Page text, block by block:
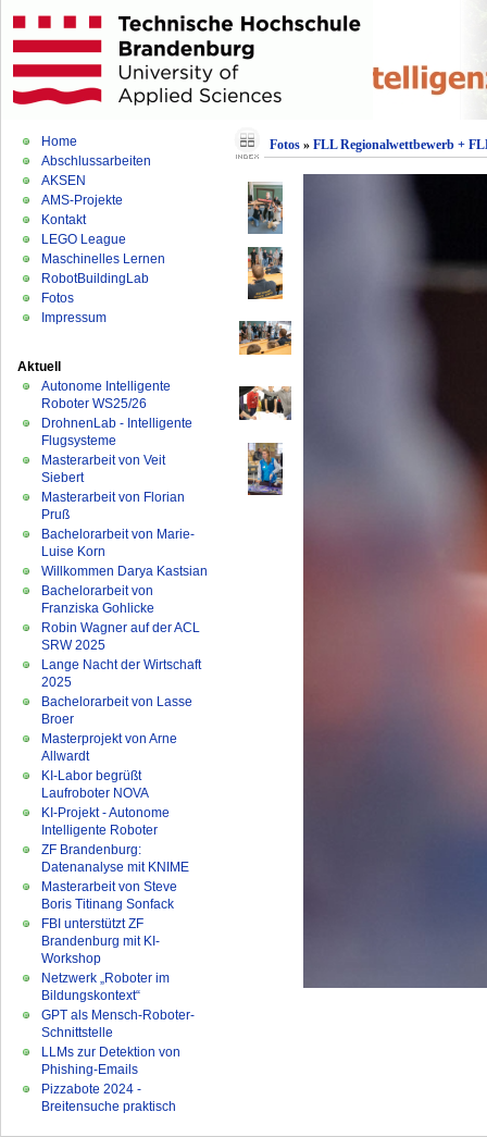
Home
Abschlussarbeiten
AKSEN
AMS-Projekte
Kontakt
LEGO League
Maschinelles Lernen
RobotBuildingLab
Fotos
Impressum
Aktuell
Autonome Intelligente
Roboter WS25/26
DrohnenLab - Intelligente
Flugsysteme
Masterarbeit von Veit
Siebert
Masterarbeit von Florian
Pruß
Bachelorarbeit von Marie-
Luise Korn
Willkommen Darya Kastsian
Bachelorarbeit von
Franziska Gohlicke
Robin Wagner auf der ACL
SRW 2025
Lange Nacht der Wirtschaft
2025
Bachelorarbeit von Lasse
Broer
Masterprojekt von Arne
Allwardt
KI-Labor begrüßt
Laufroboter NOVA
KI-Projekt - Autonome
Intelligente Roboter
ZF Brandenburg:
Datenanalyse mit KNIME
Masterarbeit von Steve
Boris Titinang Sonfack
FBI unterstützt ZF
Brandenburg mit KI-
Workshop
Netzwerk „Roboter im
Bildungskontext“
GPT als Mensch-Roboter-
Schnittstelle
LLMs zur Detektion von
Phishing-Emails
Pizzabote 2024 -
Breitensuche praktisch
Fotos» FLL Regionalwettbewerb +